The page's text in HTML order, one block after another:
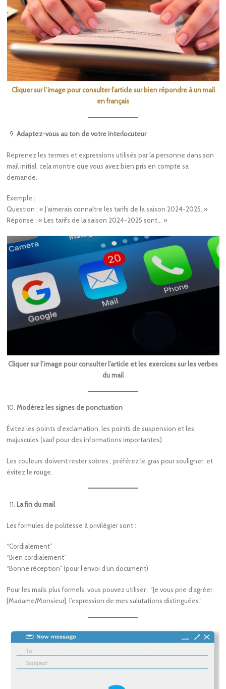
Cliquer sur l’image pour consulter l’article sur bien répondre à un mail
en français
Adaptez-vous au ton de votre interlocuteur
Reprenez les termes et expressions utilisés par la personne dans son
mail initial, cela montre que vous avez bien pris en compte sa
demande.
Exemple :
Question : « J’aimerais connaître les tarifs de la saison 2024-2025. »
Réponse : « Les tarifs de la saison 2024-2025 sont… »
Cliquer sur l’image pour consulter l’article et les exercices sur les verbes
du mail
Modérez les signes de ponctuation
Évitez les points d’exclamation, les points de suspension et les
majuscules (sauf pour des informations importantes).
Les couleurs doivent rester sobres ; préférez le gras pour souligner, et
évitez le rouge.
La fin du mail
Les formules de politesse à privilégier sont :
“Cordialement”
“Bien cordialement”
“Bonne réception” (pour l’envoi d’un document)
Pour les mails plus formels, vous pouvez utiliser : “Je vous prie d’agréer,
[Madame/Monsieur], l’expression de mes salutations distinguées.”